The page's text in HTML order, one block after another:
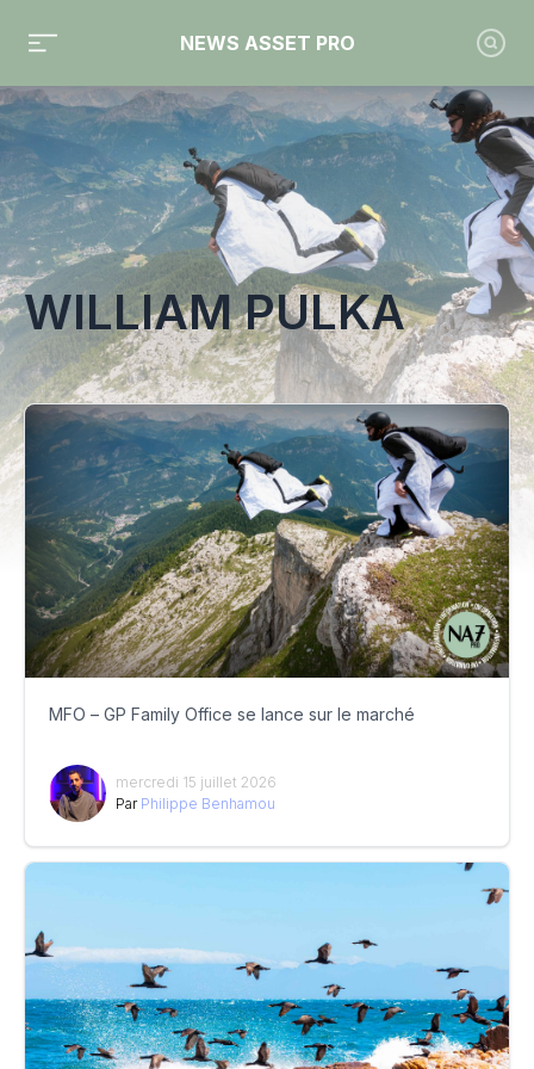
NEWS ASSET PRO
Toute l'actualité sur le tag "William Pulka"
WILLIAM PULKA
MFO – GP Family Office se lance sur le marché
mercredi 15 juillet 2026
Par Philippe Benhamou